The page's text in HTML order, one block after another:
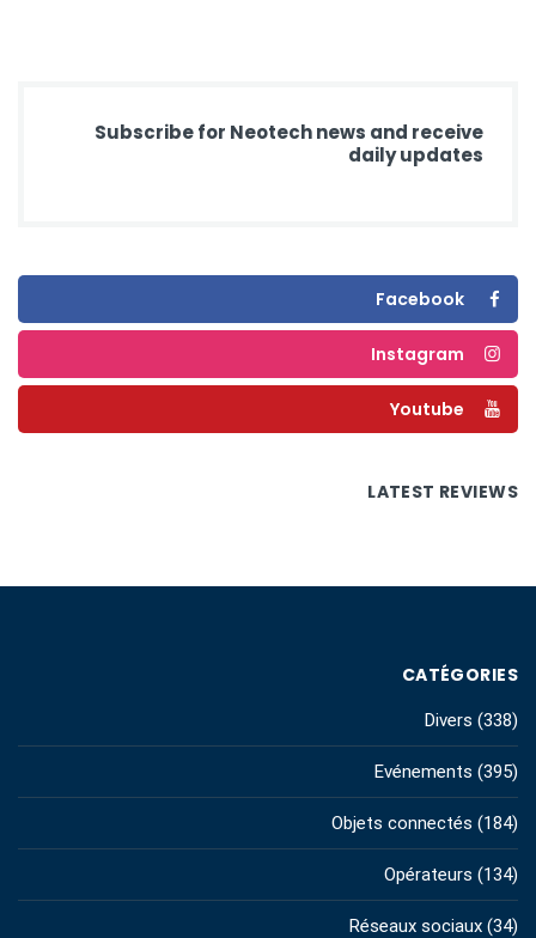
Subscribe for Neotech news and receive
daily updates
Facebook
Instagram
Youtube
LATEST REVIEWS
CATÉGORIES
Divers (338)
Evénements (395)
Objets connectés (184)
Opérateurs (134)
Réseaux sociaux (34)